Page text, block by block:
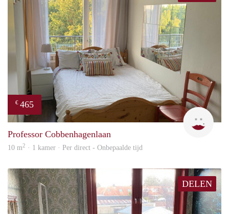
€ 465
T
Professor Cobbenhagenlaan
10 m2 · 1 kamer · Per direct - Onbepaalde tijd
DELEN